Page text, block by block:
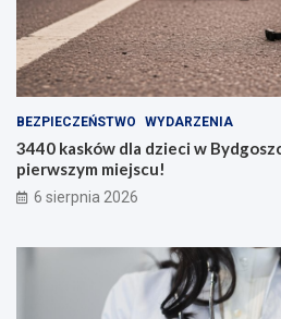
BEZPIECZEŃSTWO WYDARZENIA
3440 kasków dla dzieci w
pierwszym miejscu!
6 sierpnia 2026